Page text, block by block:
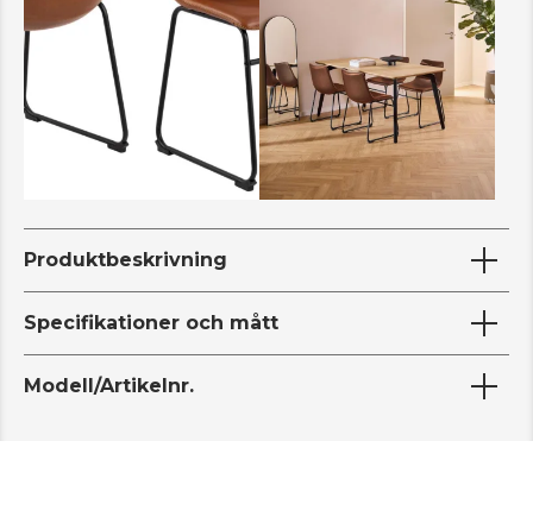
Produktbeskrivning
Specifikationer och mått
Modell/Artikelnr.